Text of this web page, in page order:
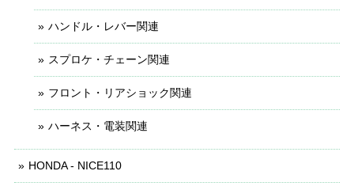
ハンドル・レバー関連
スプロケ・チェーン関連
フロント・リアショック関連
ハーネス・電装関連
HONDA - NICE110